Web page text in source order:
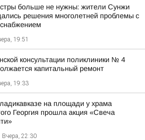
больше не нужны: жители Сунжи
решения многолетней проблемы с
19:51
консультации поликлиники № 4
капитальный ремонт
19:33
на площади у храма
Георгия прошла акция «Свеча
Вчера, 22:30